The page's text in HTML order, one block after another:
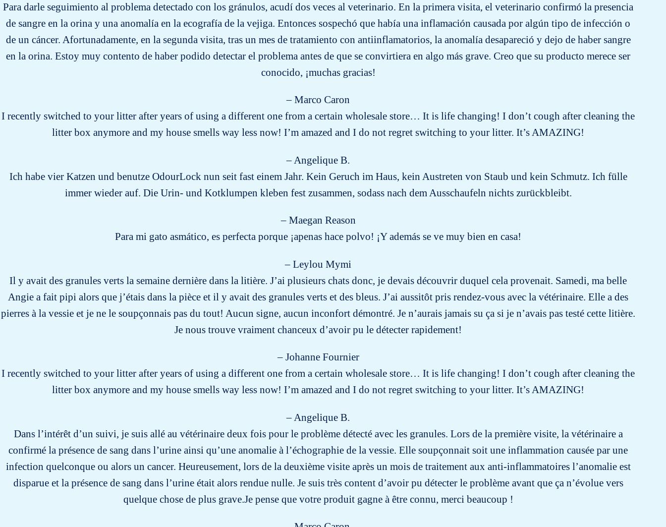
Para darle seguimiento al problema detectado con los gránulos, acudí dos veces al veterinario. En la primera visita, el veterinario confirmó la presencia
de sangre en la orina y una anomalía en la ecografía de la vejiga. Entonces sospechó que había una inflamación causada por algún tipo de infección o
de un cáncer. Afortunadamente, en la segunda visita, tras un mes de tratamiento con antiinflamatorios, la anomalía desapareció y dejo de haber sangre
en la orina. Estoy muy contento de haber podido detectar el problema antes de que se convirtiera en algo más grave. Creo que su producto merece ser
conocido, ¡muchas gracias!
– Marco Caron
I recently switched to your litter after years of using a different one from a certain wholesale store… It is life changing! I don’t cough after cleaning the
litter box anymore and my house smells way less now! I’m amazed and I do not regret switching to your litter. It’s AMAZING!
– Angelique B.
Ich habe vier Katzen und benutze OdourLock nun seit fast einem Jahr. Kein Geruch im Haus, kein Austreten von Staub und kein Schmutz. Ich fülle
immer wieder auf. Die Urin- und Kotklumpen kleben fest zusammen, sodass nach dem Ausschaufeln nichts zurückbleibt.
– Maegan Reason
Para mi gato asmático, es perfecta porque ¡apenas hace polvo! ¡Y además se ve muy bien en casa!
– Leylou Mymi
Il y avait des granules verts la semaine dernière dans la litière. J’ai plusieurs chats donc, je devais découvrir duquel cela provenait. Samedi, ma belle
Angie a fait pipi alors que j’étais dans la pièce et il y avait des granules verts et des bleus. J’ai aussitôt pris rendez-vous avec la vétérinaire. Elle a des
pierres à la vessie et je ne le soupçonnais pas du tout! Aucun signe, aucun inconfort démontré. Je n’aurais jamais su ça si je n’avais pas testé cette litière.
Je nous trouve vraiment chanceux d’avoir pu le détecter rapidement!
– Johanne Fournier
I recently switched to your litter after years of using a different one from a certain wholesale store… It is life changing! I don’t cough after cleaning the
litter box anymore and my house smells way less now! I’m amazed and I do not regret switching to your litter. It’s AMAZING!
– Angelique B.
Dans l’intérêt d’un suivi, je suis allé au vétérinaire deux fois pour le problème détecté avec les granules. Lors de la première visite, la vétérinaire a
confirmé la présence de sang dans l’urine ainsi qu’une anomalie à l’échographie de la vessie. Elle soupçonnait soit une inflammation causée par une
infection quelconque ou alors un cancer. Heureusement, lors de la deuxième visite après un mois de traitement aux anti-inflammatoires l’anomalie est
disparue et la présence de sang dans l’urine était alors rendue nulle. Je suis très content d’avoir pu détecter le problème avant que ça n’évolue vers
quelque chose de plus grave.Je pense que votre produit gagne à être connu, merci beaucoup !